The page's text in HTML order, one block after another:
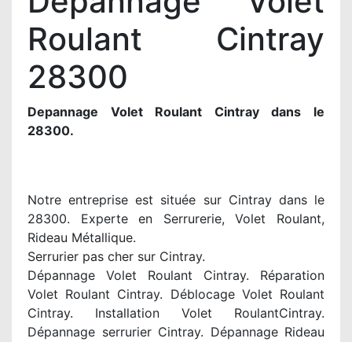
Roulant Cintray
28300
Depannage Volet Roulant Cintray dans le
28300.
Notre entreprise est située sur Cintray dans le
28300. Experte en Serrurerie, Volet Roulant,
Rideau Métallique.
Serrurier pas cher sur Cintray.
Dépannage Volet Roulant Cintray. Réparation
Volet Roulant Cintray. Déblocage Volet Roulant
Cintray. Installation Volet RoulantCintray.
Dépannage serrurier Cintray. Dépannage Rideau